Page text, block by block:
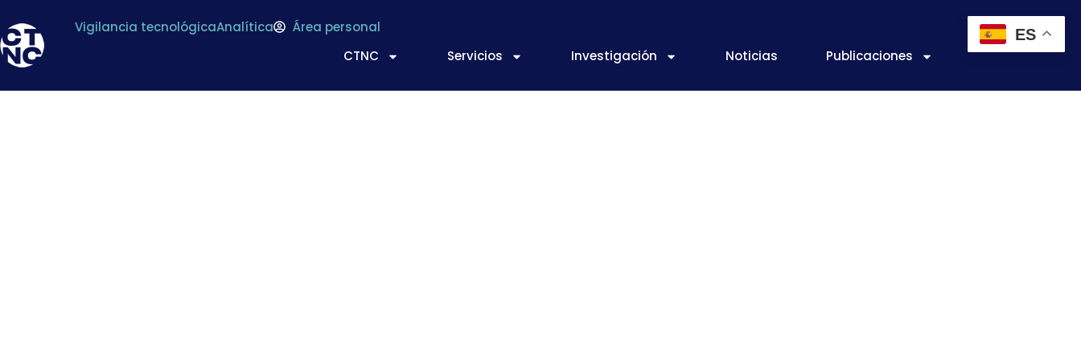
Vigilancia tecnológicaAnalítica
Área personal
CTNC
Servicios Investigación Noticias Publicaciones
ES